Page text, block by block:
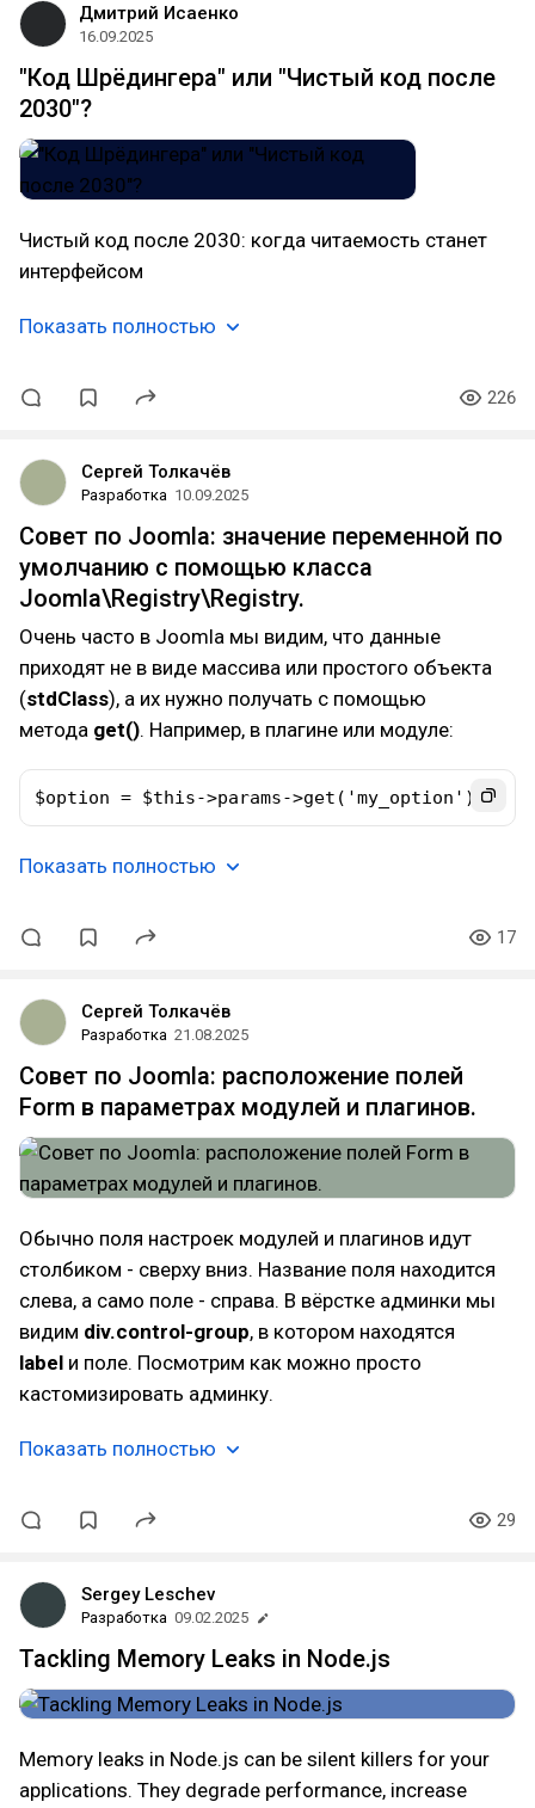
Дмитрий Исаенко
16.09.2025
"Код Шрёдингера" или "Чистый код после
2030"?
Чистый код после 2030: когда читаемость станет
интерфейсом
Показать полностью
226
Сергей Толкачёв
Разработка 10.09.2025
Совет по Joomla: значение переменной по
умолчанию с помощью класса
Joomla\Registry\Registry.
Очень часто в Joomla мы видим, что данные
приходят не в виде массива или простого объекта
(stdClass), а их нужно получать с помощью
метода get(). Например, в плагине или модуле:
$option = $this->params->get('my_option');
Показать полностью
17
Сергей Толкачёв
Разработка 21.08.2025
Совет по Joomla: расположение полей
Form в параметрах модулей и плагинов.
Обычно поля настроек модулей и плагинов идут
столбиком - сверху вниз. Название поля находится
слева, а само поле - справа. В вёрстке админки мы
видим div.control-group, в котором находятся
label и поле. Посмотрим как можно просто
кастомизировать админку.
Показать полностью
29
Sergey Leschev
Разработка 09.02.2025
Tackling Memory Leaks in Node.js
Memory leaks in Node.js can be silent killers for your
applications. They degrade performance, increase